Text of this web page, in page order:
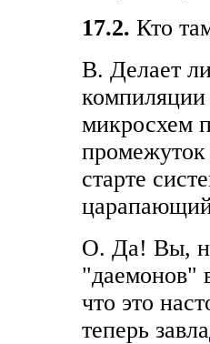
17.2. Кто
В. Делает
компиляции
микросхем
старте
О. Да! Вы,
"даемонов"
что это
теперь